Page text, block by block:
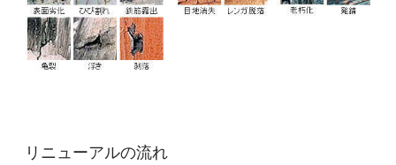
リニューアルの流れ